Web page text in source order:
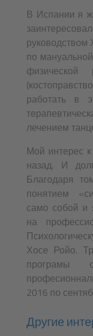
В Испании я
по
физической
работать в
лечением
Мой интерес
назад. И
Благодаря
понятием
само собой и
на
Хосе Ройо.
2016 по
Другие